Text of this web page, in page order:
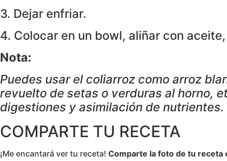
3. Dejar enfriar.
4. Colocar en un bowl, aliñar con
Nota:
Puedes usar el coliarroz como arroz
revuelto de setas o verduras al horno,
digestiones y asimilación de nutrientes.
COMPARTE TU RECETA
¡Me encantará ver tu receta! Comparte la foto de tu receta